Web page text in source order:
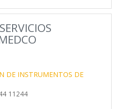
DE INSTRUMENTOS DE
11244